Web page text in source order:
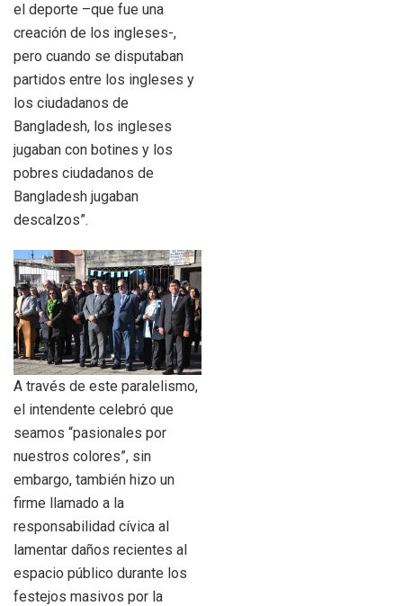
el deporte –que fue una
creación de los ingleses-,
pero cuando se disputaban
partidos entre los ingleses y
los ciudadanos de
Bangladesh, los ingleses
jugaban con botines y los
pobres ciudadanos de
Bangladesh jugaban
descalzos”.
A través de este paralelismo,
el intendente celebró que
seamos “pasionales por
nuestros colores”, sin
embargo, también hizo un
firme llamado a la
responsabilidad cívica al
lamentar daños recientes al
espacio público durante los
festejos masivos por la